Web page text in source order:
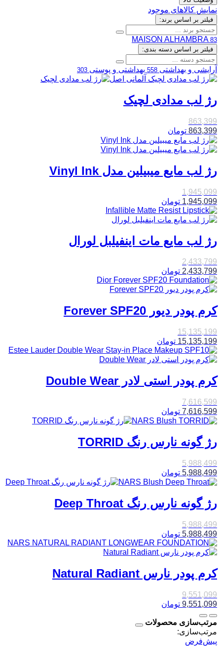
نمایش کالاهای موجود
فیلتر بر اساس برند:
MAISON ALHAMBRA 83
فیلتر بر اساس دسته بندی:
آرایشی و بهداشتی 558 بهداشتی و پوستی 303
رژ لب مدادی لچیک
863,399
863,399 تومان
رژ لب مایع میبیلین مدل Vinyl Ink
1,945,099
1,945,099 تومان
رژ لب مایع مات اینفیلبل لورال
2,433,799
2,433,799 تومان
کرم پودر دیور Forever SPF20
15,135,199
15,135,199 تومان
کرم پودر استی لادر Double Wear
7,616,599
7,616,599 تومان
رژ گونه نارس رنگ TORRID
5,988,499
5,988,499 تومان
رژ گونه نارس رنگ Deep Throat
5,988,499
5,988,499 تومان
کرم پودر نارس Natural Radiant
9,551,099
9,551,099 تومان
مرتب‌سازی محصولات
مرتب‌سازی:
پیش‌فرض